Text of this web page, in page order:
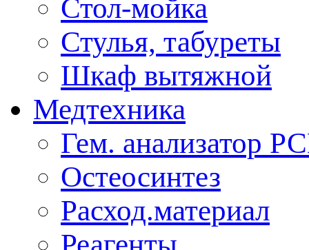
Стол-мойка
Стулья, табуреты
Шкаф вытяжной
Медтехника
Гем. анализатор
Остеосинтез
Расход.материал